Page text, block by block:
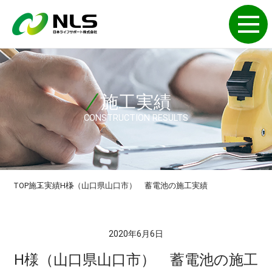
施工実績
CONSTRUCTION RESULTS
TOP施工実績H様（山口県山口市） 蓄電池の施工実績
2020年6月6日
H様（山口県山口市） 蓄電池の施工